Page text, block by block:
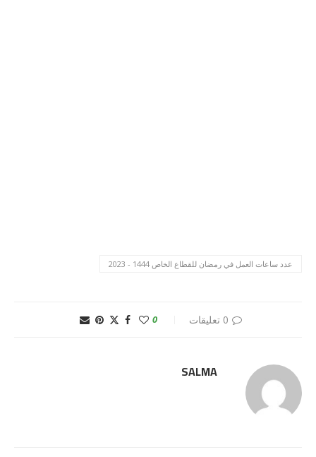
عدد ساعات العمل في رمضان للقطاع الخاص 1444 - 2023
0 تعليقات 0
SALMA